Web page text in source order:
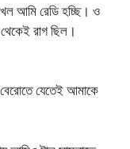
আমি রেডি হচ্ছি। ও
রাগ ছিল।
যেতেই আমাকে